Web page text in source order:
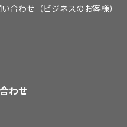
合わせ（ビジネスのお客様）
わせ